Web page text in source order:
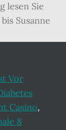
lesen Sie
Susanne
Vor
Casino,
8